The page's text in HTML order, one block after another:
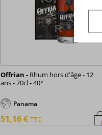
Offrian - Rhum hors d'âge - 12
ans - 70cl - 40°
Panama
51,16 € TTC